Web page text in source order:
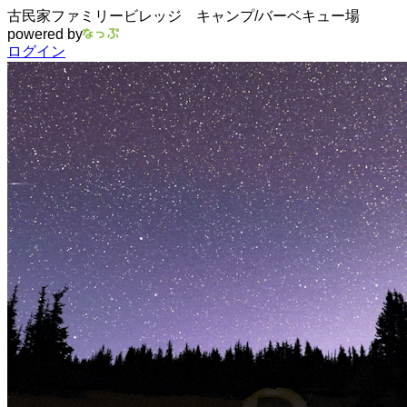
古民家ファミリービレッジ キャンプ/バーベキュー場
powered by
ログイン